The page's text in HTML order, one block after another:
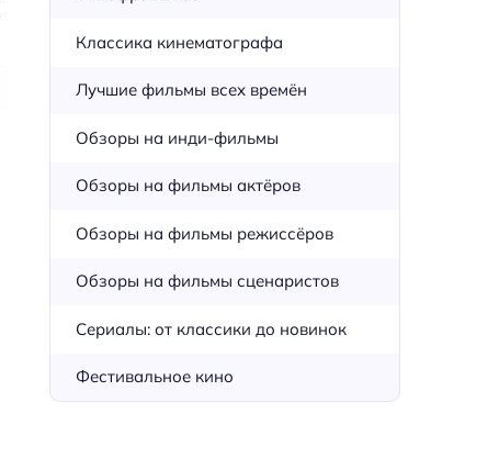
Классика кинематографа
Лучшие фильмы всех времён
Обзоры на инди-фильмы
Обзоры на фильмы актёров
Обзоры на фильмы режиссёров
Обзоры на фильмы сценаристов
Сериалы: от классики до новинок
Фестивальное кино